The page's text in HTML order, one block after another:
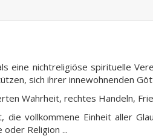
eine nichtreligiöse spirituelle
sich ihrer innewohnenden
Wahrheit, rechtes Handeln,
vollkommene Einheit aller
Religion ...